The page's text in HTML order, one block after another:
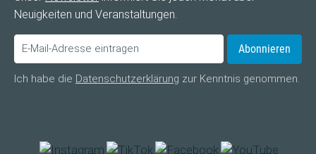
Neuigkeiten und Veranstaltungen.
Abonnieren
Ich habe die Datenschutzerklärung zur Kenntnis genommen.